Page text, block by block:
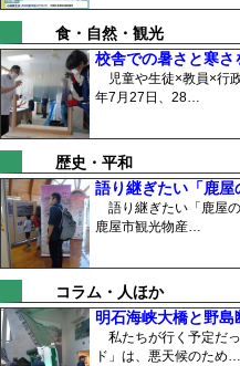
食・自然・観光
校舎での暑さと寒
児童や生徒×教員×行
年7月27日、28…
歴史・平和
語り継ぎたい「鹿
語り継ぎたい「鹿屋
鹿屋市観光物産…
コラム・人ほか
明石海峡大橋と野
私たちが行く予定だ
ド」は、悪天候のため…